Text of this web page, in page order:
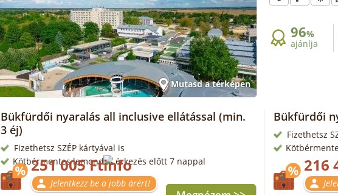
Mutasd a térképen
96%
ajánlja
Bükfürdői nyaralás all inclusive ellátással (min.
3 éj)
Fizethetsz SZÉP kártyával is
Kötbérmentes lemondás érkezés előtt 7 nappal
251 005 Ft
Jelentkezz be a jobb árért!
Bükfürdői
Fizethetsz
216